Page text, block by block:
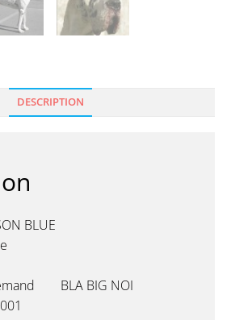
DESCRIPTION
BLUE
BLA BIG NOI